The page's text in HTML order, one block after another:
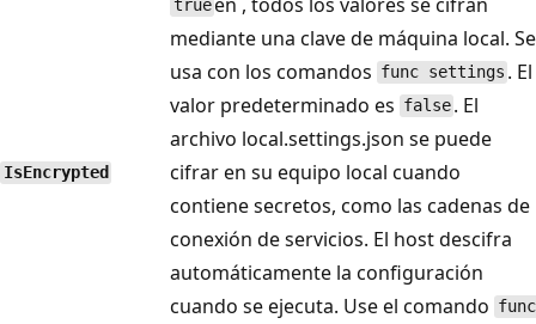
IsEncrypted
true
mediante una clave de máquina local. Se
usa con los comandos func settings . El
valor predeterminado es false . El
archivo local.settings.json se puede
cifrar en su equipo local cuando
contiene secretos, como las cadenas de
conexión de servicios. El host descifra
automáticamente la configuración
cuando se ejecuta. Use el comando func